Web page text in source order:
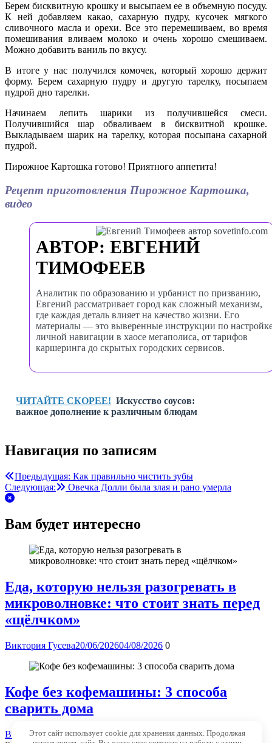
Берем бисквитную крошку и высыпаем ее в объемную посуду.
К ней добавляем какао, сахарную пудру, кусочек мягкого
сливочного масла и орехи. Все это перемешиваем, во время
помешивания вливаем молоко и очень хорошо смешиваем.
Можно добавить ваниль по вкусу.
В итоге у нас получился комочек, который хорошо держит
форму. Берем сахарную пудру и другую тарелку, посыпаем
пудрой дно тарелки.
Начинаем лепить шарики из получившейся смеси.
Получившийся шар обваливаем в бисквитной крошке.
Выкладываем шарик на тарелку, которая посыпана сахарной
пудрой.
Пирожное Картошка готово! Приятного аппетита!
Рецепт приготовления Пирожное Картошка,
видео
АВТОР: ЕВГЕНИЙ
ТИМОФЕЕВ
Аналитик по образованию и урбанист по призванию,
Евгений рассматривает город как сложный механизм,
где каждая деталь влияет на качество жизни. Его
материалы — это выверенные инструкции по
личной навигации в хаосе мегаполиса, от тарифов
каршеринга до скрытых городских сервисов.
ЧИТАЙТЕ СКОРЕЕ! Искусство соусов:
важное дополнение к различным блюдам
Навигация по записям
Предыдущая: Как правильно чистить зубы
Следующая:
Овечка Долли была злая и рано умерла
Вам будет интересно
Еда, которую нельзя разогревать в
микроволновке: что стоит знать перед
«щёлчком»
Виктория Гусева20/06/202604/08/2026 0
Кофе без кофемашины: 3 способа
сварить дома
Виктория Гусева01/06/202604/08/2026 0
Этот сайт использует cookie для хранения данных. Продолжая